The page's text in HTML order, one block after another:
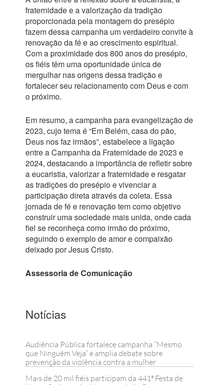
fraternidade e a valorização da tradição
proporcionada pela montagem do presépio
fazem dessa campanha um verdadeiro convite à
renovação da fé e ao crescimento espiritual.
Com a proximidade dos 800 anos do presépio,
os fiéis têm uma oportunidade única de
mergulhar nas origens dessa tradição e
fortalecer seu relacionamento com Deus e com
o próximo.
Em resumo, a campanha para evangelização de
2023, cujo tema é “Em Belém, casa do pão,
Deus nos faz irmãos”, estabelece a ligação
entre a Campanha da Fraternidade de 2023 e
2024, destacando a importância de refletir sobre
a eucaristia, valorizar a fraternidade e resgatar
as tradições do presépio e vivenciar a
participação direta através da coleta. Essa
jornada de fé e renovação tem como objetivo
construir uma sociedade mais unida, onde cada
fiel se reconheça como irmão do próximo,
seguindo o exemplo de amor e compaixão
deixado por Jesus Cristo.
Assessoria de Comunicação
Notícias
Audiência Pública fortalece campanha “Mesmo
que Ninguém Veja” e amplia debate sobre
prevenção da violência contra a mulher
Mais de 20 mil fiéis participam da 441ª Festa de